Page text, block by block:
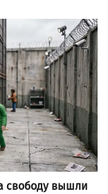
свободу вышли